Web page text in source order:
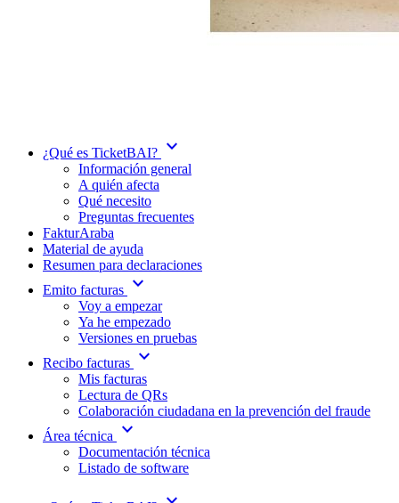
¿Qué es TicketBAI? expand_more
Información general
A quién afecta
Qué necesito
Preguntas frecuentes
FakturAraba
Material de ayuda
Resumen para declaraciones
Emito facturas expand_more
Voy a empezar
Ya he empezado
Versiones en pruebas
Recibo facturas expand_more
Mis facturas
Lectura de QRs
Colaboración ciudadana en la prevención del fraude
Área técnica
expand_more
Documentación técnica
Listado de software